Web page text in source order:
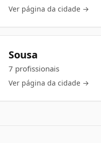
Ver página da cidade →
Sousa
7 profissionais
Ver página da cidade →